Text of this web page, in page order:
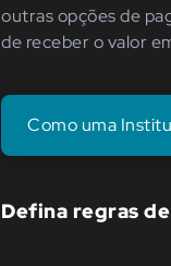
outras opções de
de receber o valor
Como uma
Defina regras